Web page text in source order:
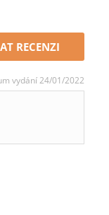
RECENZI
vydání 24/01/2022